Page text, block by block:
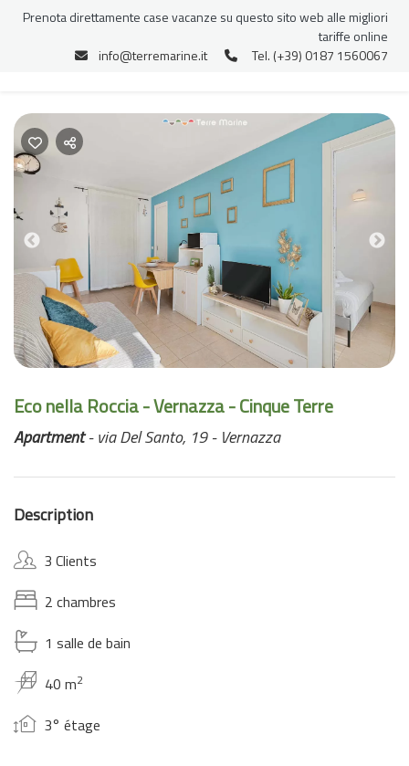
Previous
Eco nella Roccia - Vernazza - Cinque Terre
Apartment- via Del Santo, 19 - Vernazza
Description
3 Clients
2 chambres
1 salle de bain
40 m2
3° étage
Prenota direttamente case vacanze su questo sito web alle migliori
tariffe online
info@terremarine.it
Tel. (+39) 0187 1560067